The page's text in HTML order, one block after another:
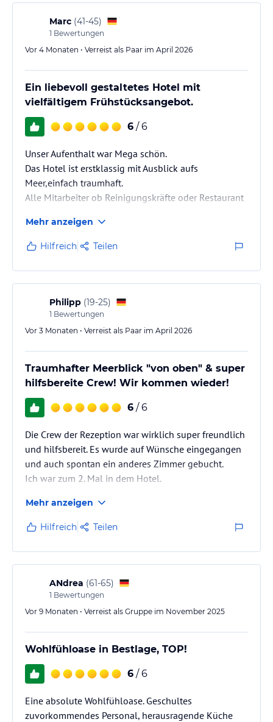
Hoteliers-/Veranstalter-/Kataloginformationen. Alle Angaben
ohne Gewähr und ohne Prüfung durch HolidayCheck. Bitte
lies vor der Buchung die verbindlichen
Angebotsdetails
Marc (41-45)
1 Bewertungen
Vor 4 Monaten • Verreist als Paar im April 2026
Ein liebevoll gestaltetes Hotel mit
vielfältigem Frühstücksangebot.
6 / 6
Unser Aufenthalt war Mega schön.
Das Hotel ist erstklassig mit Ausblick aufs
Meer,einfach traumhaft.
Alle Mitarbeiter ob Reinigungskräfte oder Restaurant
hilfsbereit.
Das Frühstück bietet ein sehr breites Spektrum an
Auswahl da ist für jedem etwas dabei.Klasse
Meiner Frau und mir hat es sehr sehr gut gefallen
und unser nächster Besuch wird definitiv wieder im
Strandhotel stattfinden.
Die Suite ist super schön eingerichtet und sehr
gemütlich.
Mehr anzeigen
Hilfreich Teilen
Philipp (19-25)
1 Bewertungen
Vor 3 Monaten • Verreist als Paar im April 2026
Traumhafter Meerblick "von oben" & super
hilfsbereite Crew! Wir kommen wieder!
6 / 6
Die Crew der Rezeption war wirklich super freundlich
und hilfsbereit. Es wurde auf Wünsche eingegangen
und auch spontan ein anderes Zimmer gebucht.
Ich war zum 2. Mal in dem Hotel.
das Frühstück echt lecker.
Sehr zu empfehlen!!!
Wir kommen wieder♡
Mehr anzeigen
Hilfreich Teilen
ANdrea (61-65)
1 Bewertungen
Vor 9 Monaten • Verreist als Gruppe im November 2025
Wohlfühloase in Bestlage, TOP!
6 / 6
Eine absolute Wohlfühloase. Geschultes
zuvorkommendes Personal, herausragende Küche